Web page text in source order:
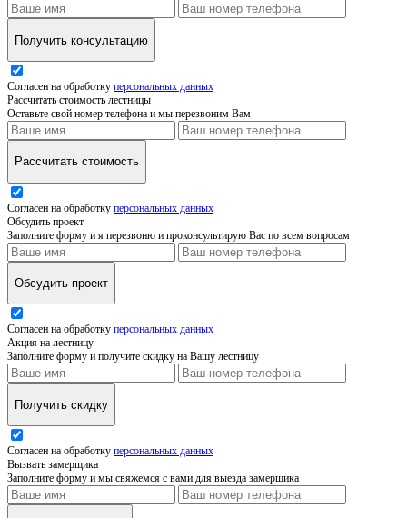
Получить консультацию
Согласен на обработку персональных данных
Рассчитать стоимость лестницы
Оставьте свой номер телефона и мы перезвоним Вам
Рассчитать стоимость
Согласен на обработку персональных данных
Обсудить проект
Заполните форму и я перезвоню и проконсультирую Вас по всем вопросам
Обсудить проект
Согласен на обработку персональных данных
Акция на лестницу
Заполните форму и получите скидку на Вашу лестницу
Получить скидку
Согласен на обработку персональных данных
Вызвать замерщика
Заполните форму и мы свяжемся с вами для выезда замерщика